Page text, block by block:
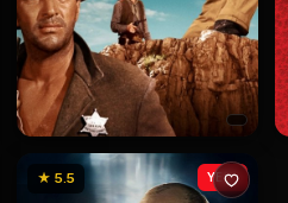
★ 5.5 YENİ